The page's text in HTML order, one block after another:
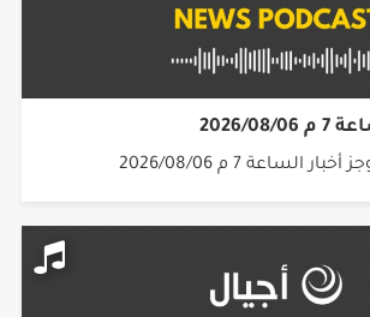
08/06
الساعة 7 م 2026/08/06